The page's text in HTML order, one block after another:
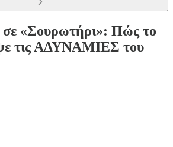
«Σουρωτήρι»: Πώς το
τις ΑΔΥΝΑΜΙΕΣ του